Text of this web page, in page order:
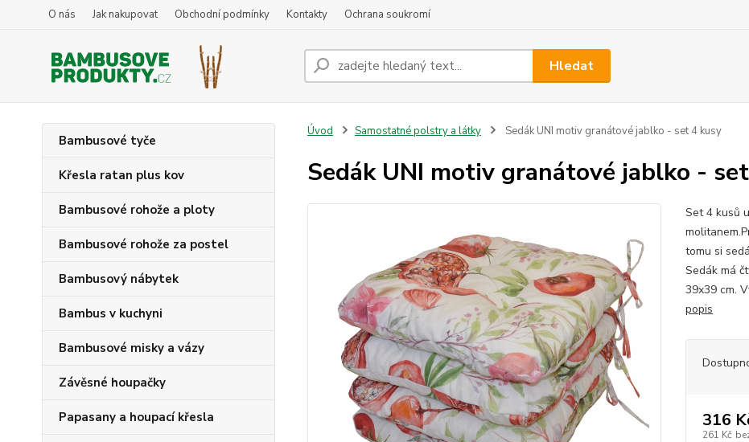
O nás Jak nakupovat Obchodní podmínky Kontakty Ochrana soukromí
Hledat
Bambusové tyče
Křesla ratan plus kov
Bambusové rohože a ploty
Bambusové rohože za postel
Bambusový nábytek
Bambus v kuchyni
Bambusové misky a vázy
Závěsné houpačky
Papasany a houpací křesla
Úvod Samostatné polstry a látky Sedák UNI motiv granátové jablko - set 4 kusy
Sedák UNI motiv granátové jablko -
Set 4 kusů
tomu si
Sedák má
39x39 cm.
popis
316
261 Kč